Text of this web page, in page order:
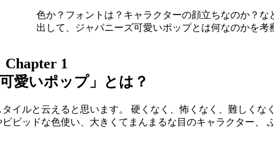
色か？フォントは？キャラクターの顔立ちなのか？
出して、ジャパニーズ可愛いポップとは何なのかを考
Chapter 1
愛いポップ」とは？
イルと云えると思います。 硬くなく、怖くなく、難しくな
ビッドな色使い、大きくてまんまるな目のキャラクター、